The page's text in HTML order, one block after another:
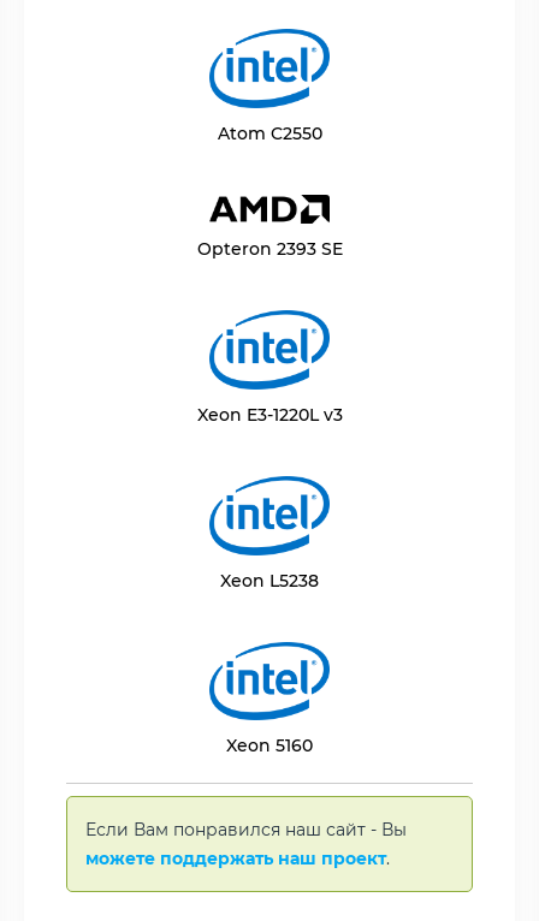
Atom C2550
Opteron 2393 SE
Xeon E3-1220L v3
Xeon L5238
Xeon 5160
Если Вам понравился наш сайт - Вы
можете поддержать наш проект.